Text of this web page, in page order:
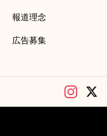
報道理念
広告募集